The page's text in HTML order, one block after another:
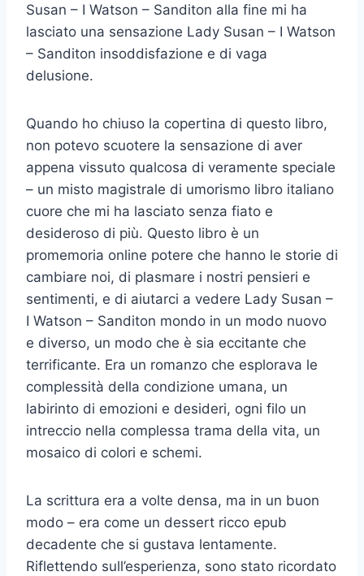
Susan – I Watson – Sanditon alla fine mi ha
lasciato una sensazione Lady Susan – I Watson
– Sanditon insoddisfazione e di vaga
delusione.
Quando ho chiuso la copertina di questo libro,
non potevo scuotere la sensazione di aver
appena vissuto qualcosa di veramente speciale
– un misto magistrale di umorismo libro italiano
cuore che mi ha lasciato senza fiato e
desideroso di più. Questo libro è un
promemoria online potere che hanno le storie di
cambiare noi, di plasmare i nostri pensieri e
sentimenti, e di aiutarci a vedere Lady Susan –
I Watson – Sanditon mondo in un modo nuovo
e diverso, un modo che è sia eccitante che
terrificante. Era un romanzo che esplorava le
complessità della condizione umana, un
labirinto di emozioni e desideri, ogni filo un
intreccio nella complessa trama della vita, un
mosaico di colori e schemi.
La scrittura era a volte densa, ma in un buon
modo – era come un dessert ricco epub
decadente che si gustava lentamente.
Riflettendo sull’esperienza, sono stato ricordato